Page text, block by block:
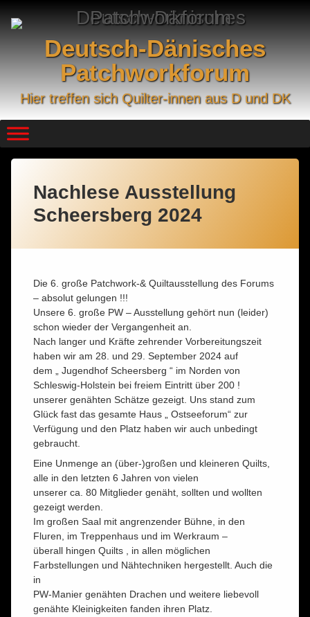
Deutsch-Dänisches
Patchworkforum
Hier treffen sich Quilter-innen aus D und DK
Nachlese Ausstellung
Scheersberg 2024
Die 6. große Patchwork-& Quiltausstellung des Forums
– absolut gelungen !!!
Unsere 6. große PW – Ausstellung gehört nun (leider)
schon wieder der Vergangenheit an.
Nach langer und Kräfte zehrender Vorbereitungszeit
haben wir am 28. und 29. September 2024 auf
dem „ Jugendhof Scheersberg “ im Norden von
Schleswig-Holstein bei freiem Eintritt über 200 !
unserer genähten Schätze gezeigt. Uns stand zum
Glück fast das gesamte Haus „ Ostseeforum“ zur
Verfügung und den Platz haben wir auch unbedingt
gebraucht.
Eine Unmenge an (über-)großen und kleineren Quilts,
alle in den letzten 6 Jahren von vielen
unserer ca. 80 Mitglieder genäht, sollten und wollten
gezeigt werden.
Im großen Saal mit angrenzender Bühne, in den
Fluren, im Treppenhaus und im Werkraum –
überall hingen Quilts , in allen möglichen
Farbstellungen und Nähtechniken hergestellt. Auch die
in
PW-Manier genähten Drachen und weitere liebevoll
genähte Kleinigkeiten fanden ihren Platz.